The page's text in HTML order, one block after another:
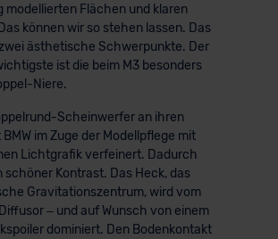
modellierten Flächen und klaren
können wir so stehen lassen. Das
ästhetische Schwerpunkte. Der
ist die beim M3 besonders
Niere.
Scheinwerfer an ihren
im Zuge der Modellpflege mit
Lichtgrafik verfeinert. Dadurch
schöner Kontrast. Das Heck, das
Gravitationszentrum, wird vom
– und auf Wunsch von einem
dominiert. Den Bodenkontakt